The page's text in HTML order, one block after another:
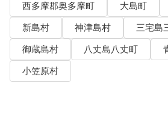
西多摩郡奥多摩町
大島町
新島村
神津島村
三宅島
御蔵島村
八丈島八丈町
小笠原村